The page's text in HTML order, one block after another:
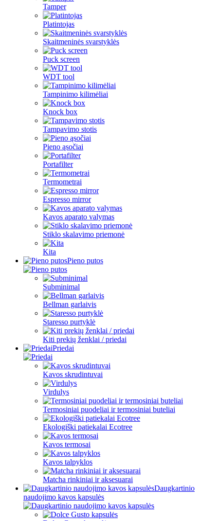
Tamper
Platintojas
Skaitmeninės svarstyklės
Puck screen
WDT tool
Tampinimo kilimėliai
Knock box
Tampavimo stotis
Pieno ąsočiai
Portafilter
Termometrai
Espresso mirror
Kavos aparato valymas
Stiklo skalavimo priemonė
Kita
Pieno putos
Subminimal
Bellman garlaivis
Staresso purtyklė
Kiti prekių ženklai / priedai
Priedai
Kavos skrudintuvai
Virdulys
Termosiniai puodeliai ir termosiniai buteliai
Ekologiški patiekalai Ecotree
Kavos termosai
Kavos talpyklos
Matcha rinkiniai ir aksesuarai
Daugkartinio
naudojimo kavos kapsulės